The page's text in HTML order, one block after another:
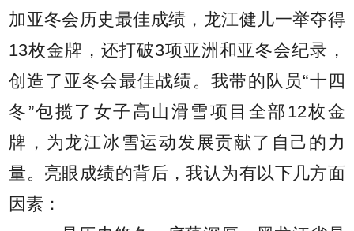
加亚冬会历史最佳成绩，龙江健儿一举夺得
13枚金牌，还打破3项亚洲和亚冬会纪录，
创造了亚冬会最佳战绩。我带的队员“十四
冬”包揽了女子高山滑雪项目全部12枚金
牌，为龙江冰雪运动发展贡献了自己的力
量。亮眼成绩的背后，我认为有以下几方面
因素：